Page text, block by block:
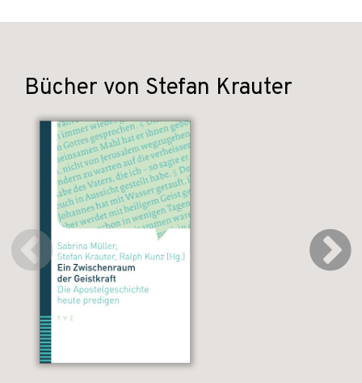
Bücher von Stefan Krauter